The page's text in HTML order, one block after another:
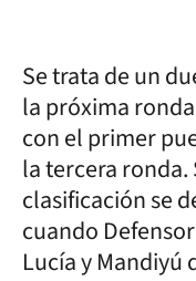
Se trata de un
la próxima
con el primer
la tercera ronda.
clasificación se
cuando
Lucía y Mandiyú